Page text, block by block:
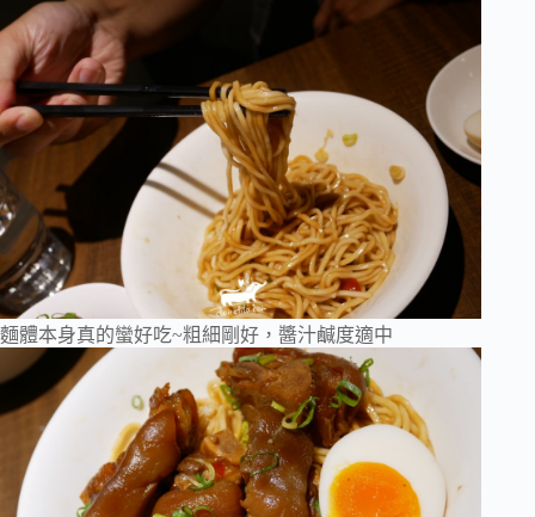
麵體本身真的蠻好吃~粗細剛好，醬汁鹹度適中